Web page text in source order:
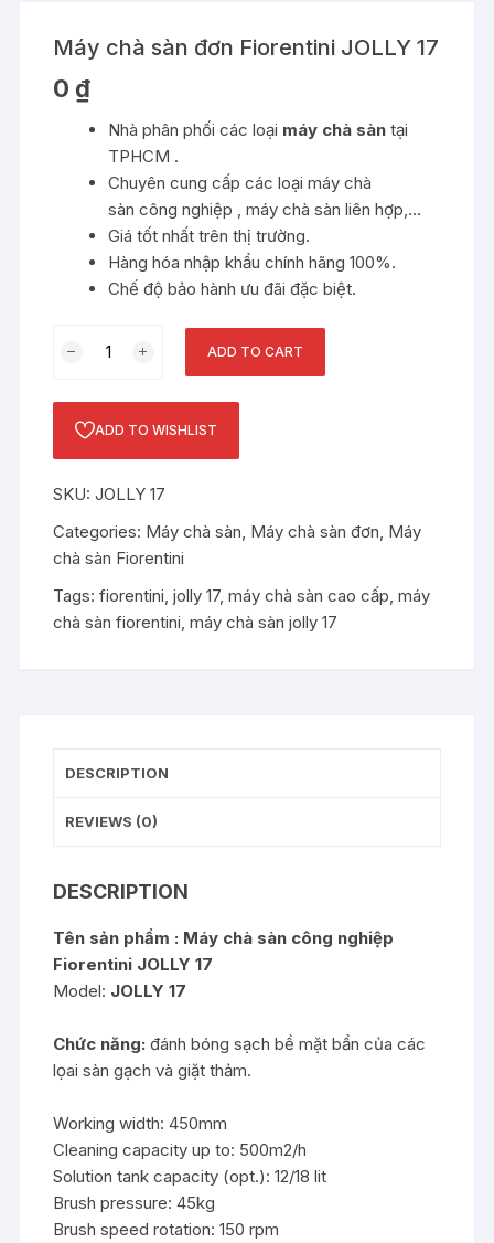
Máy chà sàn đơn Fiorentini JOLLY 17
0 ₫
Nhà phân phối các loại máy chà sàn tại
TPHCM .
Chuyên cung cấp các loại máy chà
sàn công nghiệp , máy chà sàn liên hợp,…
Giá tốt nhất trên thị trường.
Hàng hóa nhập khẩu chính hãng 100%.
Chế độ bảo hành ưu đãi đặc biệt.
Fiorentini
17
quantity
ADD TO CART
ADD TO WISHLIST
SKU:JOLLY 17
Categories: Máy chà sàn Máy chà sàn đơn Máy
chà sàn Fiorentini
Tags:fiorentini ,jolly 17,máy chà sàn cao cấp ,máy
chà sàn fiorentini ,máy chà sàn jolly 17
DESCRIPTION
REVIEWS (0)
DESCRIPTION
Tên sản phẩm : Máy chà sàn công nghiệp
Fiorentini JOLLY 17
Model: JOLLY 17
Chức năng: đánh bóng sạch bề mặt bẩn của các
lọai sàn gạch và giặt thảm.
Working width: 450mm
Cleaning capacity up to: 500m2/h
Solution tank capacity (opt.): 12/18 lit
Brush pressure: 45kg
Brush speed rotation: 150 rpm